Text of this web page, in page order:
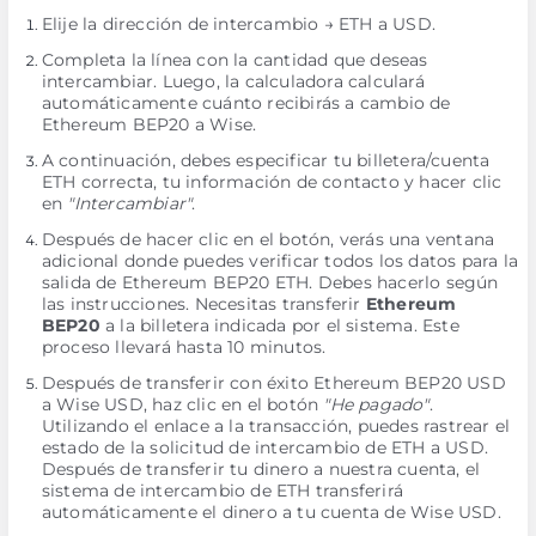
Elije la dirección de intercambio → ETH a USD.
Completa la línea con la cantidad que deseas
intercambiar. Luego, la calculadora calculará
automáticamente cuánto recibirás a cambio de
Ethereum BEP20 a Wise.
A continuación, debes especificar tu billetera/cuenta
ETH correcta, tu información de contacto y hacer clic
en "Intercambiar".
Después de hacer clic en el botón, verás una ventana
adicional donde puedes verificar todos los datos para la
salida de Ethereum BEP20 ETH. Debes hacerlo según
las instrucciones. Necesitas transferir Ethereum
BEP20 a la billetera indicada por el sistema. Este
proceso llevará hasta 10 minutos.
Después de transferir con éxito Ethereum BEP20 USD
a Wise USD, haz clic en el botón "He pagado".
Utilizando el enlace a la transacción, puedes rastrear el
estado de la solicitud de intercambio de ETH a USD.
Después de transferir tu dinero a nuestra cuenta, el
sistema de intercambio de ETH transferirá
automáticamente el dinero a tu cuenta de Wise USD.